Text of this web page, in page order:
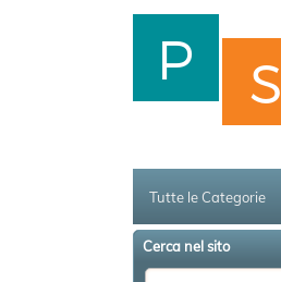
Tutte le Categorie
Cerca nel sito